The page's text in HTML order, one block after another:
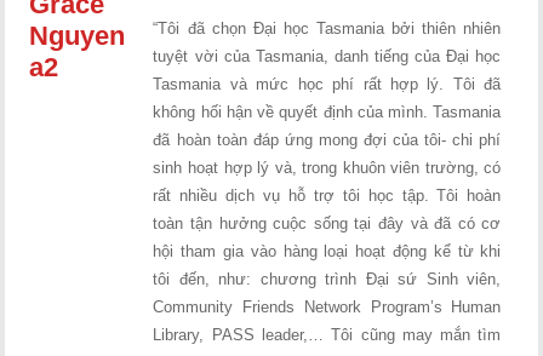
“Tôi đã chọn Đại học Tasmania bởi thiên nhiên
tuyệt vời của Tasmania, danh tiếng của Đại học
Tasmania và mức học phí rất hợp lý. Tôi đã
không hối hận về quyết định của mình. Tasmania
đã hoàn toàn đáp ứng mong đợi của tôi- chi phí
sinh hoạt hợp lý và, trong khuôn viên trường, có
rất nhiều dịch vụ hỗ trợ tôi học tập. Tôi hoàn
toàn tận hưởng cuộc sống tại đây và đã có cơ
hội tham gia vào hàng loại hoạt động kể từ khi
tôi đến, như: chương trình Đại sứ Sinh viên,
Community Friends Network Program’s Human
Library, PASS leader,… Tôi cũng may mắn tìm